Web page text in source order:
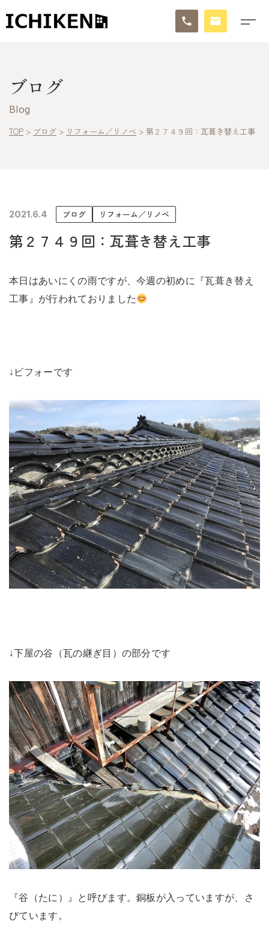
ブログ
モデルハウス
太陽に素直な家
会社情報
Tel. 0257-27-2157
ブログ
Blog
TOP > ブログ > リフォーム／リノベ > 第２７４９回：瓦葺き替え工事
2021.6.4 ブログ リフォーム／リノベ
第２７４９回：瓦葺き替え工事
本日はあいにくの雨ですが、今週の初めに『瓦葺き替え
工事』が行われておりました
↓ビフォーです
↓下屋の谷（瓦の継ぎ目）の部分です
『谷（たに）』と呼びます。銅板が入っていますが、さ
びています。